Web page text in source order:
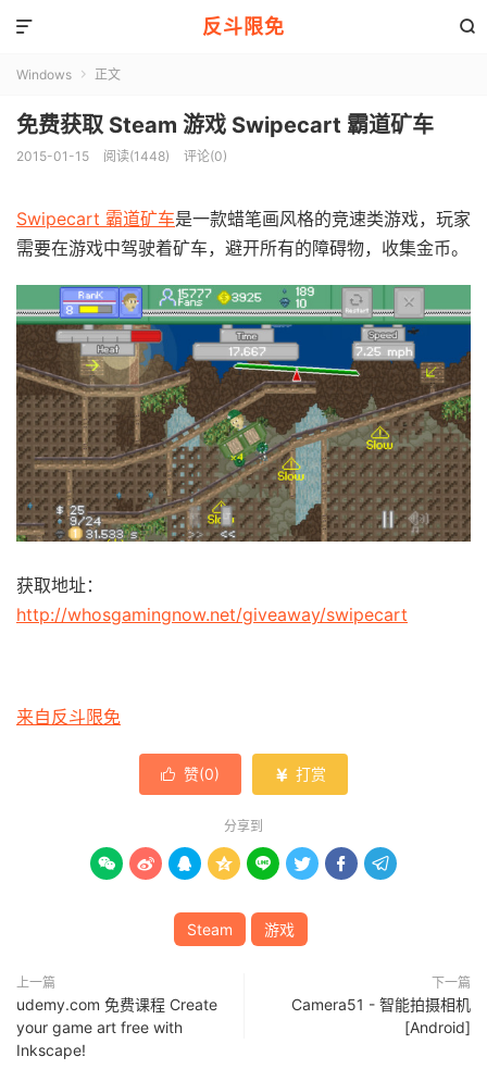
反斗限免 

Windows  正文
免费获取 Steam 游戏 Swipecart 霸道矿车
2015-01-15 阅读(1448) 评论(0)
Swipecart 霸道矿车是一款蜡笔画风格的竞速类游戏，玩家
需要在游戏中驾驶着矿车，避开所有的障碍物，收集金币。
获取地址：
http://whosgamingnow.net/giveaway/swipecart
来自反斗限免
 赞(0)  打赏
分享到
       
Steam 游戏
上一篇
udemy.com 免费课程 Create
your game art free with
Inkscape!
下一篇
Camera51 - 智能拍摄相机
[Android]